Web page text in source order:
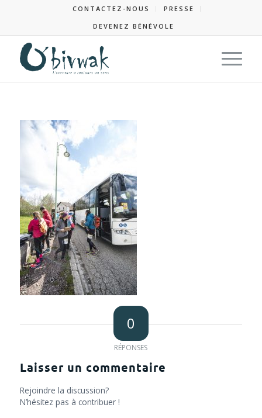
CONTACTEZ-NOUS
PRESSE
DEVENEZ BÉNÉVOLE
0
RÉPONSES
Laisser un commentaire
Rejoindre la discussion?
N’hésitez pas à contribuer !